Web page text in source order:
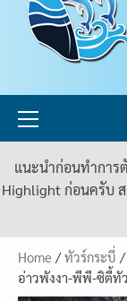
Primary
แนะนำก่อนทำการ
Highlight ก่อนครับ
Home /ทัวร์กระบี่ /
อ่าวพังงา-พีพี-ซิตี้ทั